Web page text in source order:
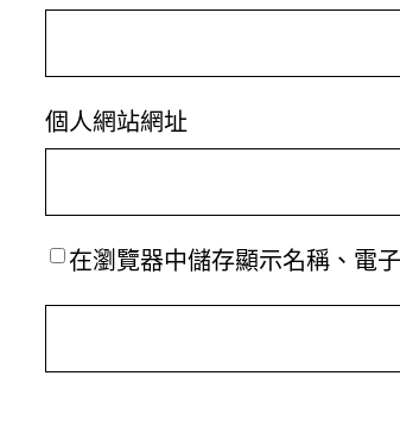
個人網站網址
在瀏覽器中儲存顯示名稱、電